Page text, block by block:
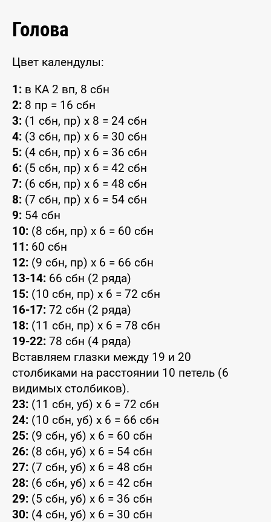
Голова
Цвет календулы:
1: в КА 2 вп, 8 сбн
2: 8 пр = 16 сбн
3: (1 сбн, пр) x 8 = 24 сбн
4: (3 сбн, пр) x 6 = 30 сбн
5: (4 сбн, пр) x 6 = 36 сбн
6: (5 сбн, пр) x 6 = 42 сбн
7: (6 сбн, пр) x 6 = 48 сбн
8: (7 сбн, пр) x 6 = 54 сбн
9: 54 сбн
10: (8 сбн, пр) x 6 = 60 сбн
11: 60 сбн
12: (9 сбн, пр) x 6 = 66 сбн
13-14: 66 сбн (2 ряда)
15: (10 сбн, пр) x 6 = 72 сбн
16-17: 72 сбн (2 ряда)
18: (11 сбн, пр) x 6 = 78 сбн
19-22: 78 сбн (4 ряда)
Вставляем глазки между 19 и 20
столбиками на расстоянии 10 петель (6
видимых столбиков).
23: (11 сбн, уб) x 6 = 72 сбн
24: (10 сбн, уб) x 6 = 66 сбн
25: (9 сбн, уб) x 6 = 60 сбн
26: (8 сбн, уб) x 6 = 54 сбн
27: (7 сбн, уб) x 6 = 48 сбн
28: (6 сбн, уб) x 6 = 42 сбн
29: (5 сбн, уб) x 6 = 36 сбн
30: (4 сбн, уб) x 6 = 30 сбн